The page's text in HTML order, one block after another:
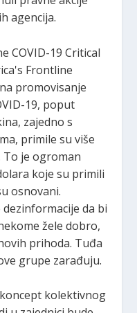
agencija.
COVID-19 Critical
Frontline
promovisanje
19, poput
zajedno s
primile su više
To je ogroman
koje su primili
osnovani.
da bi
žele dobro,
prihoda. Tuđa
grupe zarađuju.
kolektivnog